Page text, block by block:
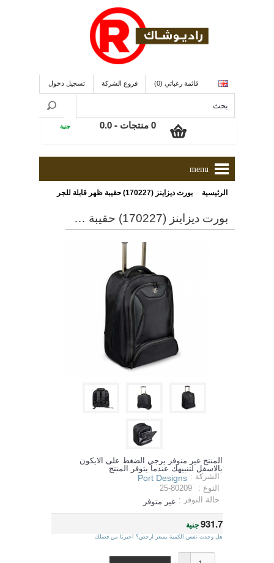
قائمة رغباتي (0) فروع الشركة تسجيل دخول
0 منتجات - 0.0 جنية
menu
الرئيسية بورت ديزاينز (170227) حقيبة ظهر قابلة للجر مناسبة لأجهزة اللاب توب وأجهزة التابلت
بورت ديزاينز (170227) حقيبة ظهر قابلة للجر مناسبة لأجهزة اللاب توب وأجهزة التابلت
المنتج غير متوفر يرجي الضغط على الايكون
بالاسفل لتنبيهك عندما يتوفر المنتج
الشركة : Port Designs
النوع :
25-80209
حالة التوفر : غير متوفر
931.7جنية
هل وجدت نفس الكمية بسعر ارخص؟ اخبرنا من فضلك